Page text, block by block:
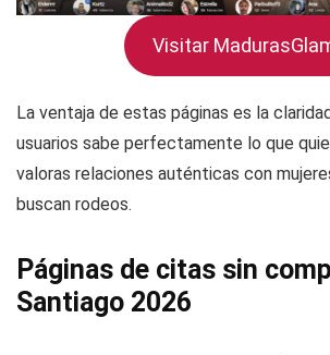
Visitar
La ventaja de estas páginas es la
usuarios sabe perfectamente lo que
valoras relaciones auténticas con
buscan rodeos.
Páginas de citas sin
Santiago 2026